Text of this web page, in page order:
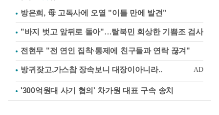
방은희, 母 고독사에 오열 "이틀 만에 발견"
"바지 벗고 앞뒤로 돌아"…탈북민 회상한 기쁨조 검사
전현무 "전 연인 집착·통제에 친구들과 연락 끊겨"
'300억원대 사기 혐의' 차가원 대표 구속 송치